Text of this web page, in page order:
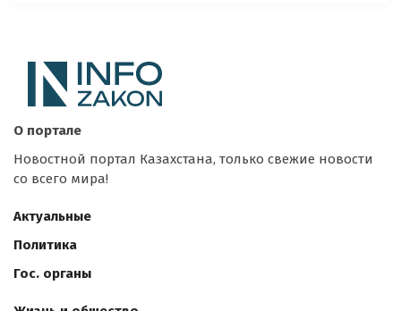
О портале
Новостной портал Казахстана, только свежие новости
со всего мира!
Актуальные
Политика
Гос. органы